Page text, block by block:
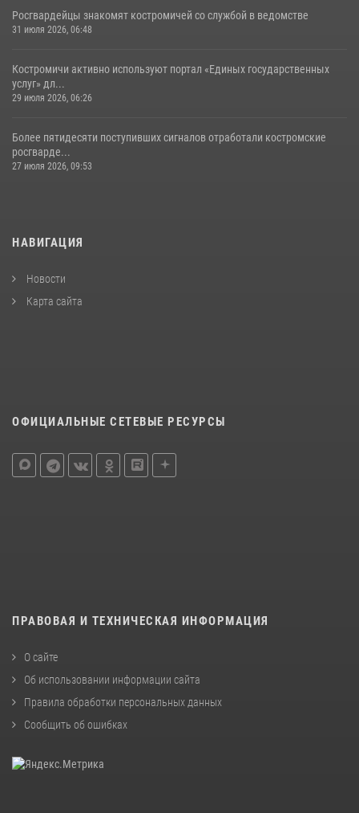
Росгвардейцы знакомят костромичей со службой в ведомстве
31 июля 2026, 06:48
Костромичи активно используют портал «Единых государственных
услуг» дл...
29 июля 2026, 06:26
Более пятидесяти поступивших сигналов отработали костромские
росгварде...
27 июля 2026, 09:53
НАВИГАЦИЯ
Новости
Карта сайта
ОФИЦИАЛЬНЫЕ СЕТЕВЫЕ РЕСУРСЫ
ПРАВОВАЯ И ТЕХНИЧЕСКАЯ ИНФОРМАЦИЯ
О сайте
Об использовании информации сайта
Правила обработки персональных данных
Сообщить об ошибках